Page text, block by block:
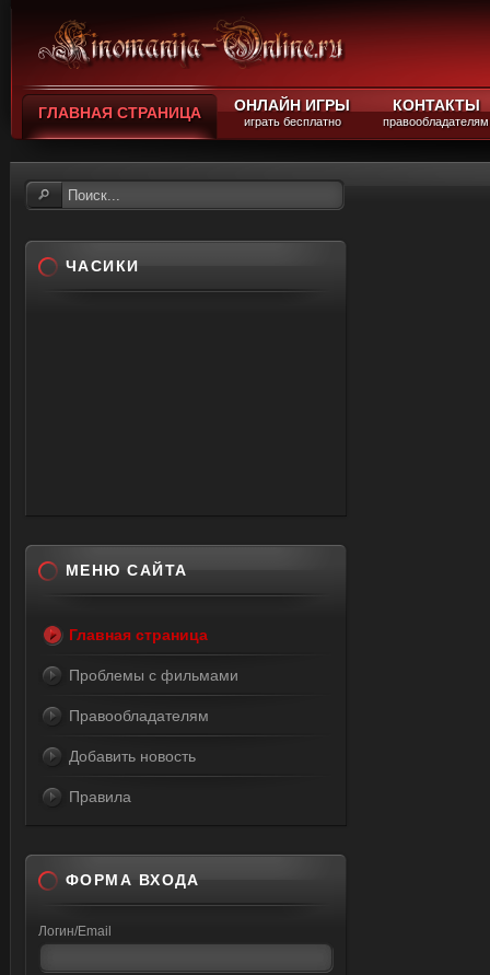
ГЛАВНАЯ СТРАНИЦА ОНЛАЙН ИГРЫ
играть бесплатно
КОНТАКТЫ
правообладателям
ЧАСИКИ
МЕНЮ САЙТА
Главная страница
Проблемы с фильмами
Правообладателям
Добавить новость
Правила
ФОРМА ВХОДА
Логин/Email